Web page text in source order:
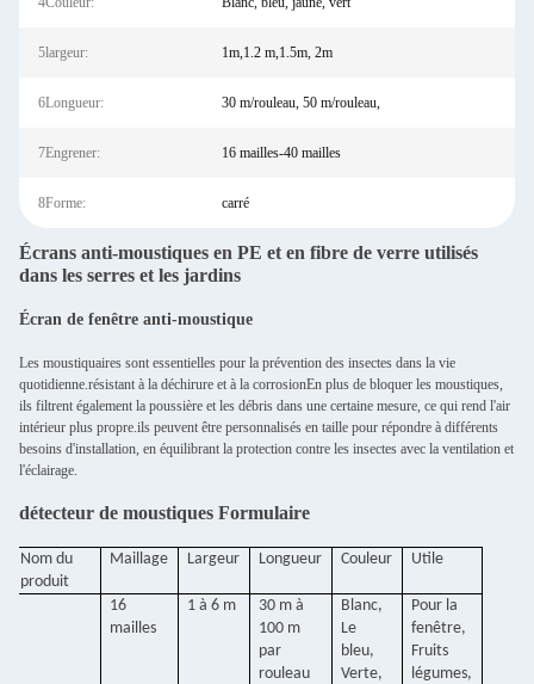
5largeur: 1m,1.2 m,1.5m, 2m
6Longueur: 30 m/rouleau, 50 m/rouleau,
7Engrener: 16 mailles-40 mailles
8Forme: carré
Écrans anti-moustiques en PE et en fibre de verre utilisés
dans les serres et les jardins
Écran de fenêtre anti-moustique
Les moustiquaires sont essentielles pour la prévention des insectes dans la vie
quotidienne.résistant à la déchirure et à la corrosionEn plus de bloquer les moustiques,
ils filtrent également la poussière et les débris dans une certaine mesure, ce qui rend l'air
intérieur plus propre.ils peuvent être personnalisés en taille pour répondre à différents
besoins d'installation, en équilibrant la protection contre les insectes avec la ventilation et
l'éclairage.
détecteur de moustiques Formulaire
Nom du
produit
Maillage Largeur Longueur Couleur Utile
16
mailles
1 à 6 m
30 m à
100 m
par
rouleau
Blanc,
Le
bleu,
Verte,
Pour la
fenêtre,
Fruits
légumes,